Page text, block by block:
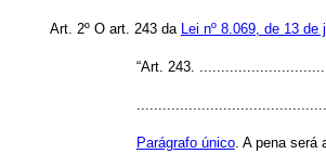
Art. 2º O art. 243 da Lei nº 8.069, de 13 de
“Art. 243.
Parágrafo único. A pena será